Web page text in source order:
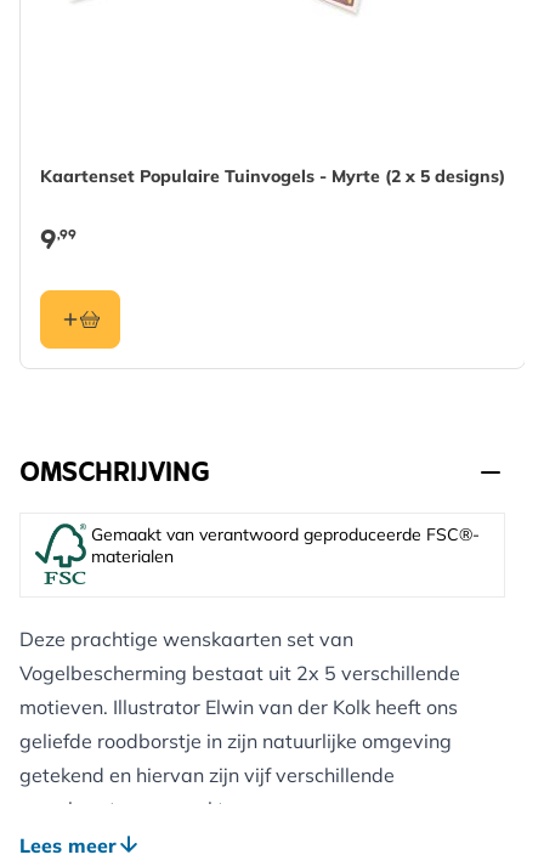
Kaartenset Populaire Tuinvogels - Myrte (2 x 5 designs)
9,99
OMSCHRIJVING
Gemaakt van verantwoord geproduceerde FSC®-
materialen
Deze prachtige wenskaarten set van
Vogelbescherming bestaat uit 2x 5 verschillende
motieven. Illustrator Elwin van der Kolk heeft ons
geliefde roodborstje in zijn natuurlijke omgeving
getekend en hiervan zijn vijf verschillende
wenskaarten gemaakt.
Het zijn 10 vierkante, dubbele wenskaarten inclusief
Lees meer